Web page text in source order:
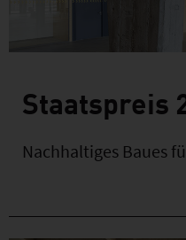
Staatspreis
Nachhaltiges Baues